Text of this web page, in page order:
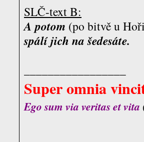
SLČ-text B:
A potom (po bitvě u
spálí jich na šedesáte.
Super omnia
Ego sum via veritas et vita